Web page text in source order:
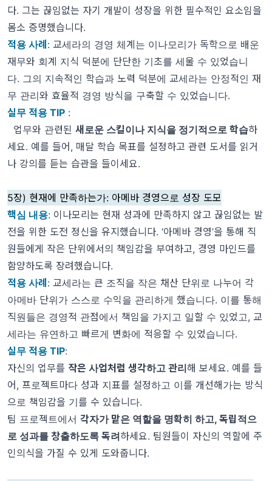
다. 그는 끊임없는 자기 개발이 성장을 위한 필수적인 요소임을
몸소 증명했습니다.
적용 사례: 교세라의 경영 체계는 이나모리가 독학으로 배운
재무와 회계 지식 덕분에 단단한 기초를 세울 수 있었습니
다. 그의 지속적인 학습과 노력 덕분에 교세라는 안정적인 재
무 관리와 효율적 경영 방식을 구축할 수 있었습니다.
실무 적용 TIP :
업무와 관련된 새로운 스킬이나 지식을 정기적으로 학습하
세요. 예를 들어, 매달 학습 목표를 설정하고 관련 도서를 읽거
나 강의를 듣는 습관을 들이세요.
5장) 현재에 만족하는가: 아메바 경영으로 성장 도모
핵심 내용: 이나모리는 현재 성과에 만족하지 않고 끊임없는 발
전을 위한 도전 정신을 유지했습니다. ‘아메바 경영’을 통해 직
원들에게 작은 단위에서의 책임감을 부여하고, 경영 마인드를
함양하도록 장려했습니다.
적용 사례: 교세라는 큰 조직을 작은 채산 단위로 나누어 각
아메바 단위가 스스로 수익을 관리하게 했습니다. 이를 통해
직원들은 경영적 관점에서 책임을 가지고 일할 수 있었고, 교
세라는 유연하고 빠르게 변화에 적응할 수 있었습니다.
실무 적용 TIP:
자신의 업무를 작은 사업처럼 생각하고 관리해 보세요. 예를 들
어, 프로젝트마다 성과 지표를 설정하고 이를 개선해가는 방식
으로 책임감을 기를 수 있습니다.
팀 프로젝트에서 각자가 맡은 역할을 명확히 하고, 독립적으
로 성과를 창출하도록 독려하세요. 팀원들이 자신의 역할에 주
인의식을 가질 수 있게 도와줍니다.